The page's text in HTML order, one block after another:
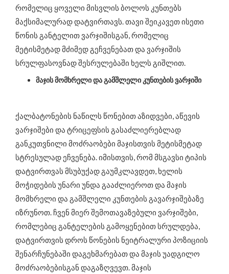
რომელიც ყოველი მისვლის ბოლოს კუნთებს
მაქსიმალურად დატვირთავს. თავი შეიკავეთ ისეთი
წონის განტელით ვარჯიშისგან, რომელიც
მეტისმეტად მძიმედ გეჩვენებათ და ვარჯიშის
სრულფასოვნად შესრულებაში ხელს გიშლით.
მაჯის მომხრელი და გამშლელი კუნთების ვარჯიში
ქალბატონების ნაწილს წონებით აზიდვები, აწევის
ვარჯიშები და ტრიცეფსის გასაძლიერებლად
განკუთვნილი მოძრაობები მაჯისთვის მეტისმეტად
სტრესულად ეჩვენება. იმისთვის, რომ მსგავსი ტიპის
დატვირთვას მსუბუქად გაუმკლავდეთ, ხელის
მოჭიდების უნარი უნდა გააძლიეროთ და მაჯის
მომხრელი და გამშლელი კუნთების გავარჯიშებაზე
იზრუნოთ. ჩვენ მიერ შემოთავაზებული ვარჯიშები,
რომლებიც განტელების გამოყენებით სრულდება,
დატვირთვის დროს წონების ნეიტრალური პოზიციის
შენარჩუნებაში დაგეხმარებათ და მაჯის უადგილო
მოძრაობებისგან დაგაზღვევთ. მაჯის